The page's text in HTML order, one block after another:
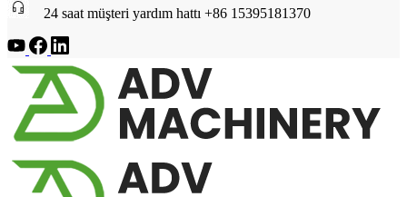
24 saat müşteri yardım hattı +86 15395181370